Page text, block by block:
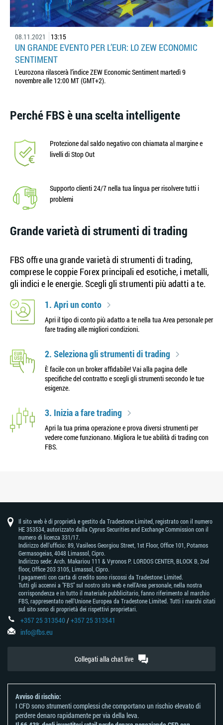
08.11.2021 13:15
UN GRANDE EVENTO PER L’EUR: LO ZEW ECONOMIC
SENTIMENT
L’eurozona rilascerà l’indice ZEW Economic Sentiment martedì 9
novembre alle 12:00 MT (GMT+2).
Perché FBS è una scelta intelligente
Protezione dal saldo negativo con chiamata al margine e
livelli di Stop Out
Supporto clienti 24/7 nella tua lingua per risolvere tutti i
problemi
Grande varietà di strumenti di trading
FBS offre una grande varietà di strumenti di trading,
comprese le coppie Forex principali ed esotiche, i metalli,
gli indici e le energie. Scegli gli strumenti più adatti a te.
1. Apri un conto
Apri il tipo di conto più adatto a te nella tua Area personale per
fare trading alle migliori condizioni.
2. Seleziona gli strumenti di trading
È facile con un broker affidabile! Vai alla pagina delle
specifiche del contratto e scegli gli strumenti secondo le tue
esigenze.
3. Inizia a fare trading
Apri la tua prima operazione e prova diversi strumenti per
vedere come funzionano. Migliora le tue abilità di trading con
FBS.
Il sito web è di proprietà e gestito da Tradestone Limited, registrato con il numero
HE 353534, autorizzato dalla Cyprus Securities and Exchange Commission con il
numero di licenza 331/17.
Indirizzo dell'ufficio: 89, Vasileos Georgiou Street, 1st Floor, Office 101, Potamos
Germasogeias, 4048 Limassol, Cipro.
Indirizzo sede: Arch. Makariou 111 & Vyronos Р. LORDOS CENTER, BLOCK В, 2nd
floor, Office 203 3105, Limassol, Cipro.
I pagamenti con carta di credito sono riscossi da Tradestone Limited.
Tutti gli accenni a "FBS" sul nostro sito web e nell'Area personale, nella nostra
corrispondenza e in tutto il materiale pubblicitario, fanno riferimento al marchio
FBS, rappresentato nell'Unione Europea da Tradestone Limited. Tutti i marchi citati
sul sito sono di proprietà dei rispettivi proprietari.
+357 25 313540/+357 25 313541
info@fbs.eu
Collegati alla chat live
Avviso di rischio:
I CFD sono strumenti complessi che comportano un rischio elevato di
perdere denaro rapidamente per via della leva.